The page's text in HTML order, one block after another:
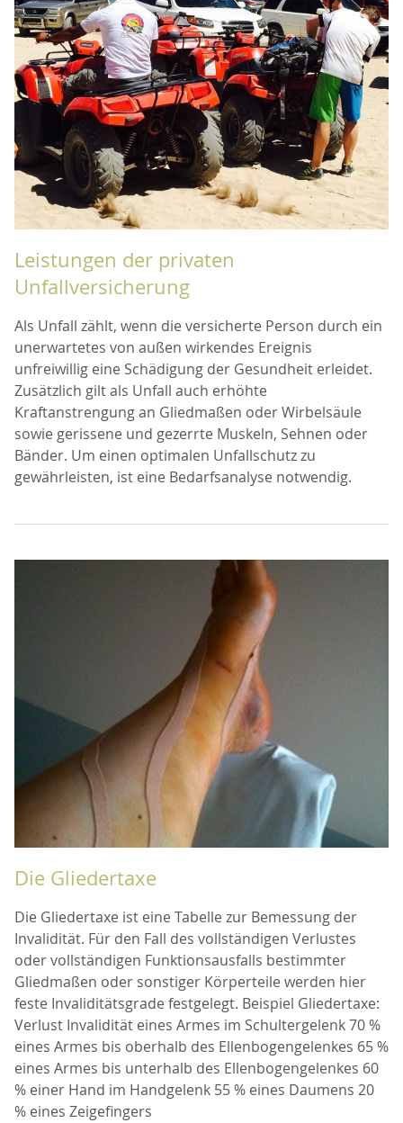
Leistungen der privaten
Unfallversicherung
Als Unfall zählt, wenn die versicherte Person durch ein
unerwartetes von außen wirkendes Ereignis
unfreiwillig eine Schädigung der Gesundheit erleidet.
Zusätzlich gilt als Unfall auch erhöhte
Kraftanstrengung an Gliedmaßen oder Wirbelsäule
sowie gerissene und gezerrte Muskeln, Sehnen oder
Bänder. Um einen optimalen Unfallschutz zu
gewährleisten, ist eine Bedarfsanalyse notwendig.
Die Gliedertaxe
Die Gliedertaxe ist eine Tabelle zur Bemessung der
Invalidität. Für den Fall des vollständigen Verlustes
oder vollständigen Funktionsausfalls bestimmter
Gliedmaßen oder sonstiger Körperteile werden hier
feste Invaliditätsgrade festgelegt. Beispiel Gliedertaxe:
Verlust Invalidität eines Armes im Schultergelenk 70 %
eines Armes bis oberhalb des Ellenbogengelenkes 65 %
eines Armes bis unterhalb des Ellenbogengelenkes 60
% einer Hand im Handgelenk 55 % eines Daumens 20
% eines Zeigefingers